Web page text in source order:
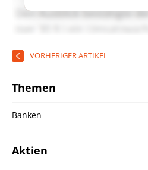
VORHERIGER ARTIKEL
Themen
Banken
Aktien